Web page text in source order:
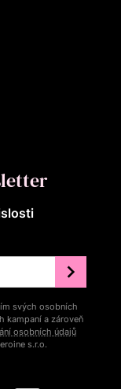
svých osobních
kampaní a zároveň
osobních údajů
s.r.o.